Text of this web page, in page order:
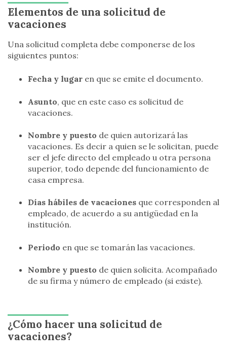
Elementos de una solicitud de
vacaciones
Una solicitud completa debe componerse de los
siguientes puntos:
Fecha y lugar en que se emite el documento.
Asunto, que en este caso es solicitud de
vacaciones.
Nombre y puesto de quien autorizará las
vacaciones. Es decir a quien se le solicitan, puede
ser el jefe directo del empleado u otra persona
superior, todo depende del funcionamiento de
casa empresa.
Días hábiles de vacaciones que corresponden al
empleado, de acuerdo a su antigüedad en la
institución.
Periodo en que se tomarán las vacaciones.
Nombre y puesto de quien solicita. Acompañado
de su firma y número de empleado (si existe).
¿Cómo hacer una solicitud de
vacaciones?